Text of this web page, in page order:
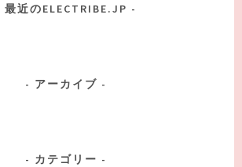
最近のELECTRIBE.JP
アーカイブ
カテゴリー